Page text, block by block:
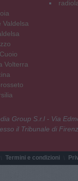
Valdelsa
Volterra
Group S.r.l - Via
il Tribunale di
Termini e condizioni